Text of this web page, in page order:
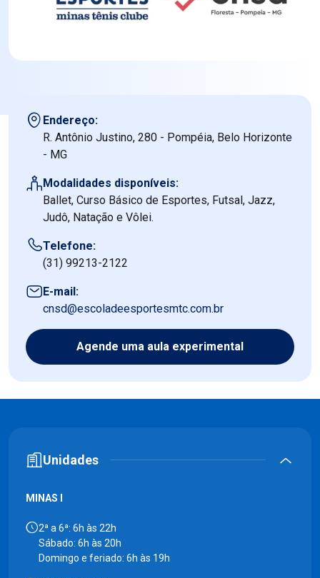
Endereço:
R. Antônio Justino, 280 - Pompéia, Belo Horizonte
- MG
Modalidades disponíveis:
Ballet, Curso Básico de Esportes, Futsal, Jazz,
Judô, Natação e Vôlei.
Telefone:
(31) 99213-2122
E-mail:
cnsd@escoladeesportesmtc.com.br
Agende uma aula experimental
Unidades
MINAS I
2ª a 6ª: 6h às 22h
Sábado: 6h às 20h
Domingo e feriado: 6h às 19h